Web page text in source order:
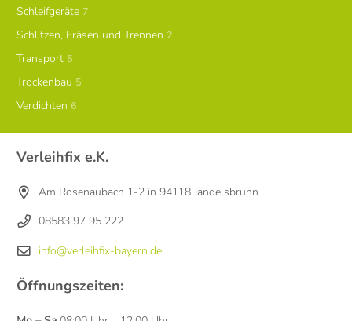
Schleifgeräte 7
Schlitzen, Fräsen und Trennen 2
Transport 5
Trockenbau 5
Verdichten 6
Verleihfix e.K.
Am Rosenaubach 1-2 in 94118 Jandelsbrunn
08583 97 95 222
info@verleihfix-bayern.de
Öffnungszeiten: